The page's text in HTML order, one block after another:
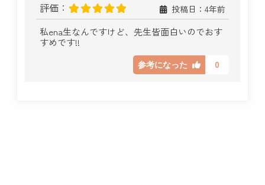
評価：
投稿日：4年前
私ena生なんですけど、先生皆面白いのでおす
すめです!!
参考になった 0